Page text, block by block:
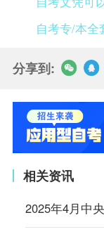
自考专/本全
分享到:
相关资讯
2025年4月中